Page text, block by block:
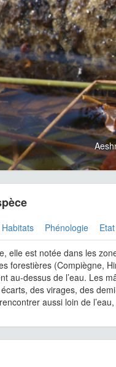
Habitats Phénologie
elle est notée dans les
forestières (Compiègne,
au-dessus de l’eau. Les
des virages, des
aussi loin de